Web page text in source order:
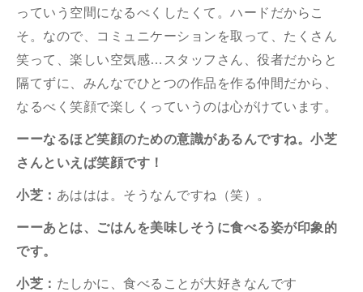
っていう空間になるべくしたくて。ハードだからこ
そ。なので、コミュニケーションを取って、たくさん
笑って、楽しい空気感…スタッフさん、役者だからと
隔てずに、みんなでひとつの作品を作る仲間だから、
なるべく笑顔で楽しくっていうのは心がけています。
ーーなるほど笑顔のための意識があるんですね。小芝
さんといえば笑顔です！
小芝： あははは。そうなんですね（笑）。
ーーあとは、ごはんを美味しそうに食べる姿が印象的
です。
小芝： たしかに、食べることが大好きなんです